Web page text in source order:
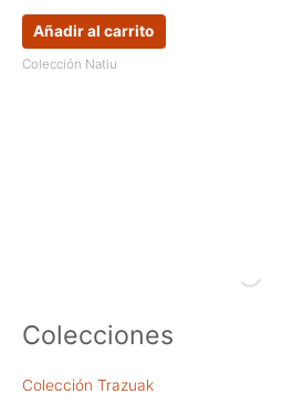
Colecciones
Colección Trazuak
Añadir al carrito
Colección Natiu